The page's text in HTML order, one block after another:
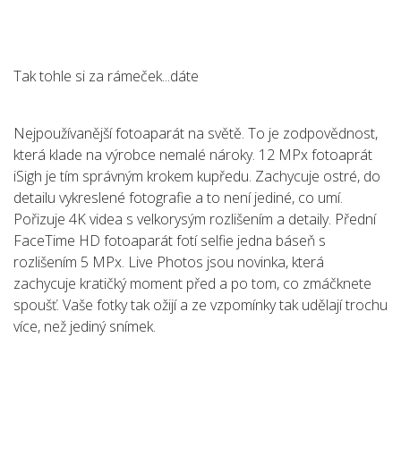
Tak tohle si za rámeček...dáte
Nejpoužívanější fotoaparát na světě. To je zodpovědnost,
která klade na výrobce nemalé nároky. 12 MPx fotoaprát
iSigh je tím správným krokem kupředu. Zachycuje ostré, do
detailu vykreslené fotografie a to není jediné, co umí.
Pořizuje 4K videa s velkorysým rozlišením a detaily. Přední
FaceTime HD fotoaparát fotí selfie jedna báseň s
rozlišením 5 MPx. Live Photos jsou novinka, která
zachycuje kratičký moment před a po tom, co zmáčknete
spoušť. Vaše fotky tak ožijí a ze vzpomínky tak udělají trochu
více, než jediný snímek.